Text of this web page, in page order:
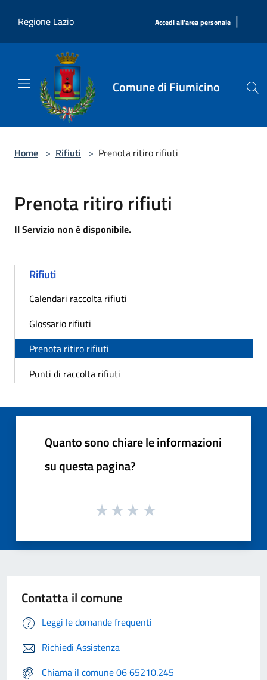
Regione Lazio
Accedi all'area personale |
Comune di Fiumicino
Home > Rifiuti > Prenota ritiro rifiuti
Prenota ritiro rifiuti
Il Servizio non è disponibile.
Rifiuti
Calendari raccolta rifiuti
Glossario rifiuti
Prenota ritiro rifiuti
Punti di raccolta rifiuti
Quanto sono chiare le informazioni
su questa pagina?
Contatta il comune
Leggi le domande frequenti
Richiedi Assistenza
Chiama il comune 06 65210.245